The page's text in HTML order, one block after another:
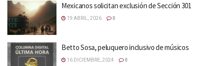
Mexicanos solicitan exclusión de Sección 301
19 ABRIL, 2026 0
Betto Sosa, peluquero inclusivo de músicos
16 DICIEMBRE, 2024 0